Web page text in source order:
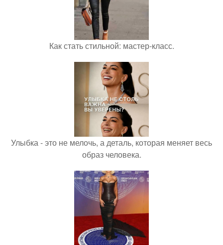
Как стать стильной: мастер-класс.
Улыбка - это не мелочь, а деталь, которая меняет весь
образ человека.